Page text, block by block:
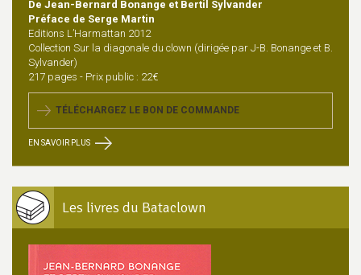
De Jean-Bernard Bonange et Bertil Sylvander
Préface de Serge Martin
Editions L’Harmattan 2012
Collection Sur la diagonale du clown (dirigée par J-B. Bonange et B.
Sylvander)
217 pages - Prix public : 22€
TÉLÉCHARGEZ LE BON DE COMMANDE
EN SAVOIR PLUS
Les livres du Bataclown